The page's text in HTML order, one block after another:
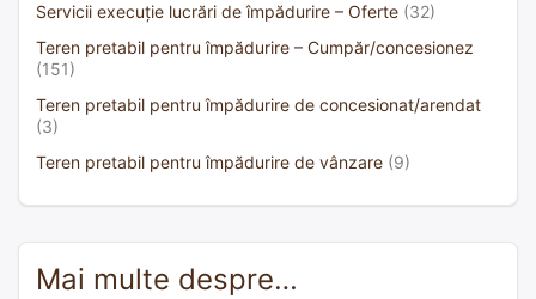
Servicii execuție lucrări de împădurire – Oferte (32)
Teren pretabil pentru împădurire – Cumpăr/concesionez
(151)
Teren pretabil pentru împădurire de concesionat/arendat
(3)
Teren pretabil pentru împădurire de vânzare (9)
Mai multe despre…